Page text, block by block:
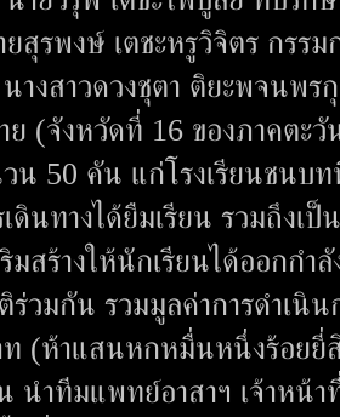
พงษ์ เตชะหรูวิจิตร กรรมก
งสาวดวงชุตา ติยะพจนพร
(จังหวัดที่ 16 ของภาคตะวั
น 50 คัน แก่โรงเรียนชนบ
นทางได้ยืมเรียน รวมถึงเป็
ร้างให้นักเรียนได้ออกกำลั
วมกัน รวมมูลค่าการดำเนิน
(ห้าแสนหกหมื่นหนึ่งร้อยยี่
นำทีมแพทย์อาสาฯ เจ้าหน้